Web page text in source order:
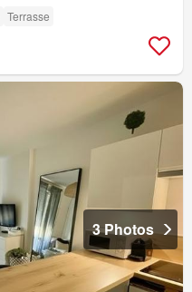
Terrasse
3 Photos